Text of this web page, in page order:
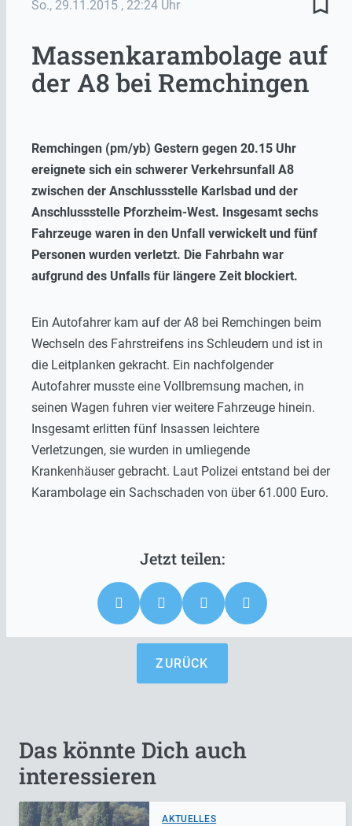
So., 29.11.2015 , 22:24 Uhr
Massenkarambolage auf
der A8 bei Remchingen
Remchingen (pm/yb) Gestern gegen 20.15 Uhr
ereignete sich ein schwerer Verkehrsunfall A8
zwischen der Anschlussstelle Karlsbad und der
Anschlussstelle Pforzheim-West. Insgesamt sechs
Fahrzeuge waren in den Unfall verwickelt und fünf
Personen wurden verletzt. Die Fahrbahn war
aufgrund des Unfalls für längere Zeit blockiert.
Ein Autofahrer kam auf der A8 bei Remchingen beim
Wechseln des Fahrstreifens ins Schleudern und ist in
die Leitplanken gekracht. Ein nachfolgender
Autofahrer musste eine Vollbremsung machen, in
seinen Wagen fuhren vier weitere Fahrzeuge hinein.
Insgesamt erlitten fünf Insassen leichtere
Verletzungen, sie wurden in umliegende
Krankenhäuser gebracht. Laut Polizei entstand bei der
Karambolage ein Sachschaden von über 61.000 Euro.
ZURÜCK
Das könnte Dich auch
interessieren
AKTUELLES